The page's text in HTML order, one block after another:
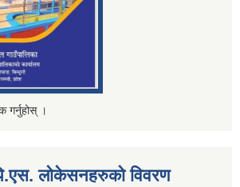
गर्नुहोस् ।
लोकेसनहरुको विवरण